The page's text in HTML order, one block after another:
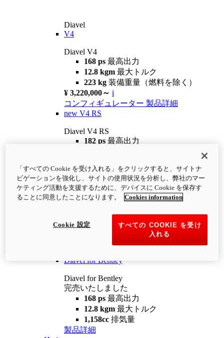
Diavel
V4
Diavel V4
168 ps 最高出力
12.8 kgm 最大トルク
223 kg 装備重量（燃料を除く）
¥ 3,220,000～ i
コンフィギュレーター 製品詳細
new V4 RS
Diavel V4 RS
182 ps 最高出力
¥4,400,000 i
コンフィギュレーター 製品詳細
newV4 RS 100
12.2 kgm
最大トルク
装備重量（燃料を除く）
Diavel for Bentley
Diavel for Bentley
完売いたしました
168 ps 最高出力
12.8 kgm 最大トルク
1,158cc 排気量
製品詳細
「すべての Cookie を受け入れる」をクリックすると、サイトナ
ビゲーションを強化し、サイトの使用状況を分析し、弊社のマー
ケティング活動を支援するために、デバイスに Cookie を保存す
ることに同意したことになります。
Cookies information
すべての COOKIE を受け
入れる
Cookie 設定